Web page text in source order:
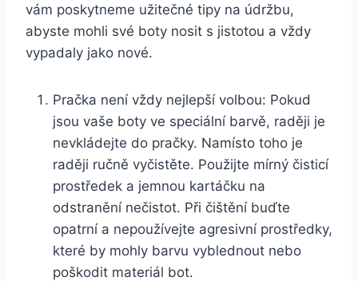
vám poskytneme‌ užitečné tipy‌ na údržbu,
abyste mohli své boty nosit s jistotou a vždy
vypadaly jako nové.
Pračka není ​vždy nejlepší ‍volbou: Pokud
jsou vaše​ boty⁤ ve speciální ‍barvě, raději je
nevkládejte do pračky. Namísto toho je
raději ručně vyčistěte. Použijte mírný ⁤čisticí⁢
prostředek a ‍jemnou kartáčku‌ na
odstranění​ nečistot. Při čištění buďte
opatrní a ‍nepoužívejte agresivní prostředky,
které by mohly barvu vyblednout nebo⁤
poškodit materiál bot.